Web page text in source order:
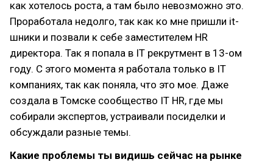
как хотелось роста, а там было невозможно это.
Проработала недолго, так как ко мне пришли it-
шники и позвали к себе заместителем HR
директора. Так я попала в IT рекрутмент в 13-ом
году. С этого момента я работала только в IT
компаниях, так как поняла, что это мое. Даже
создала в Томске сообщество IT HR, где мы
собирали экспертов, устраивали посиделки и
обсуждали разные темы.
Какие проблемы ты видишь сейчас на рынке